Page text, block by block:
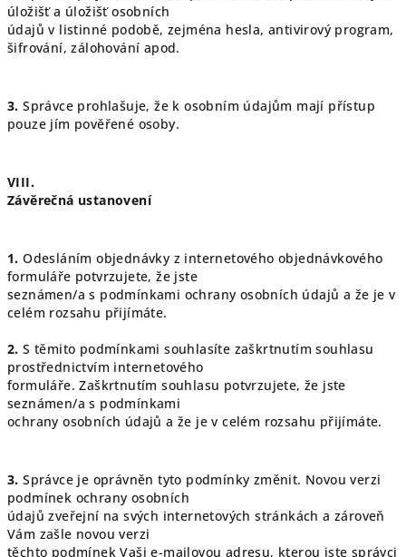
úložišť a úložišť osobních
údajů v listinné podobě, zejména hesla, antivirový program,
šifrování, zálohování apod.
3. Správce prohlašuje, že k osobním údajům mají přístup
pouze jím pověřené osoby.
VIII.
Závěrečná ustanovení
1. Odesláním objednávky z internetového objednávkového
formuláře potvrzujete, že jste
seznámen/a s podmínkami ochrany osobních údajů a že je v
celém rozsahu přijímáte.
2. S těmito podmínkami souhlasíte zaškrtnutím souhlasu
prostřednictvím internetového
formuláře. Zaškrtnutím souhlasu potvrzujete, že jste
seznámen/a s podmínkami
ochrany osobních údajů a že je v celém rozsahu přijímáte.
3. Správce je oprávněn tyto podmínky změnit. Novou verzi
podmínek ochrany osobních
údajů zveřejní na svých internetových stránkách a zároveň
Vám zašle novou verzi
těchto podmínek Vaši e-mailovou adresu, kterou jste správci